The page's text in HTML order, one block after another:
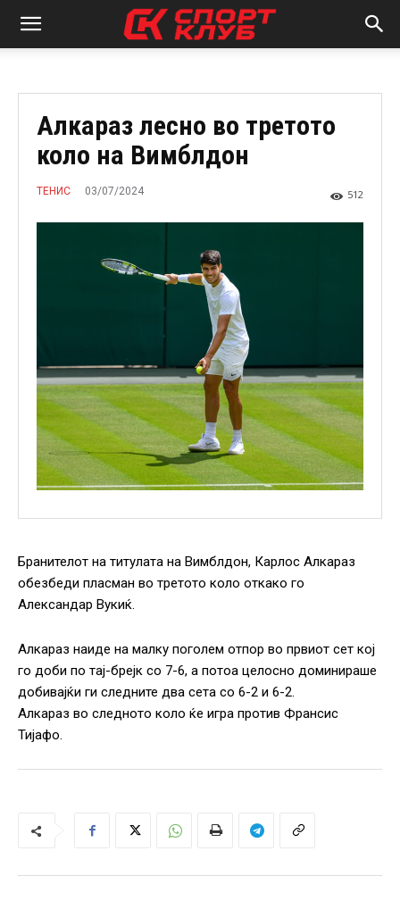
Алкараз лесно во третото
коло на Вимблдон
ТЕНИС 03/07/2024 512
Бранителот на титулата на Вимблдон, Карлос Алкараз
обезбеди пласман во третото коло откако го
Александар Вукиќ.
Алкараз наиде на малку поголем отпор во првиот сет кој
го доби по тај-брејк со 7-6, а потоа целосно доминираше
добивајќи ги следните два сета со 6-2 и 6-2.
Алкараз во следното коло ќе игра против Франсис
Тијафо.